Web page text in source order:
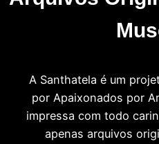
A Santhatela é um
por Apaixonados por
impressa com todo
apenas arquivos